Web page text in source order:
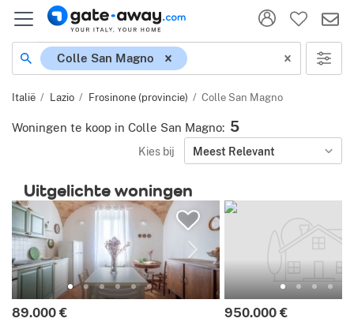
Locatie
Colle San Magno
Italië Lazio Frosinone (provincie) Colle San Magno
Woningen te koop in Colle San Magno: 5
Kies bij Meest Relevant
Uitgelichte woningen
Prijs:
89.000 € Prijs:
950.000 €